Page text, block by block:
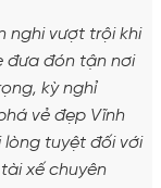
nghi vượt trội khi
đưa đón tận nơi
kỳ nghỉ
vẻ đẹp Vĩnh
lòng tuyệt đối với
xế chuyên